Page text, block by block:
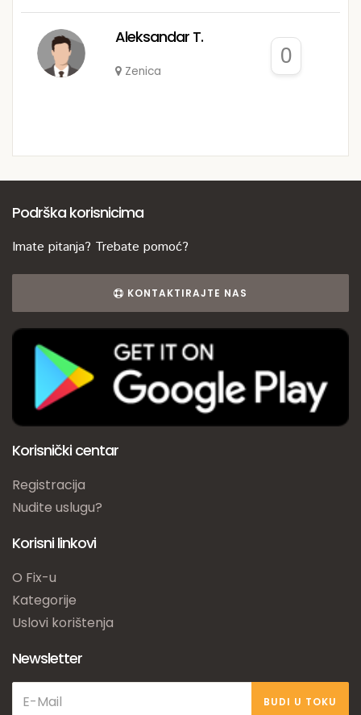
Aleksandar T.
Zenica
0
Podrška korisnicima
Imate pitanja? Trebate pomoć?
KONTAKTIRAJTE NAS
Korisnički centar
Registracija
Nudite uslugu?
Korisni linkovi
O Fix-u
Kategorije
Uslovi korištenja
Newsletter
BUDI U TOKU